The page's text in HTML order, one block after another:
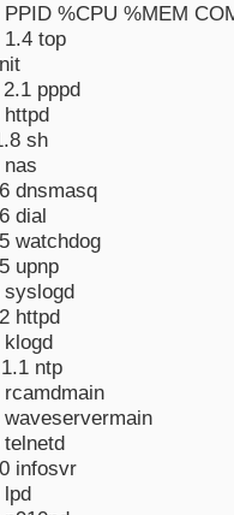
%CPU %MEM
top
pppd
sh
dnsmasq
dial
watchdog
upnp
syslogd
httpd
klogd
ntp
infosvr
lpd